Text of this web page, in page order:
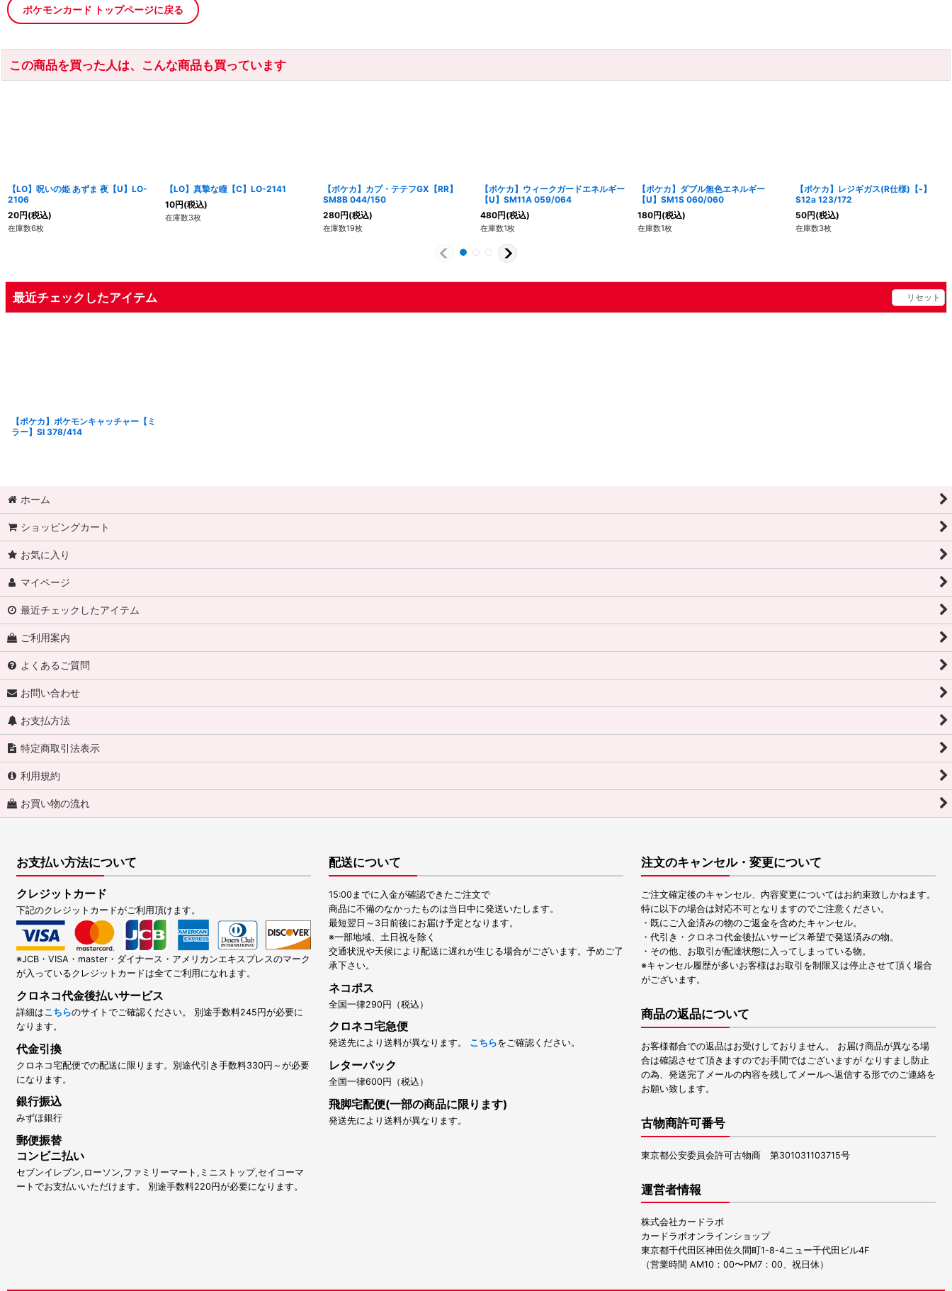
ポケモンカード トップページに戻る
この商品を買った人は、こんな商品も買っています
【LO】呪いの姫 あずま 夜【U】LO-
2106
20円(税込)
在庫数6枚
【LO】真摯な瞳【C】LO-2141
10円(税込)
在庫数3枚
【ポケカ】カプ・テテフGX【RR】
SM8B 044/150
280円(税込)
在庫数19枚
【ポケカ】ウィークガードエネルギー
【U】SM11A 059/064
480円(税込)
在庫数1枚
【ポケカ】ダブル無色エネルギー
【U】SM1S 060/060
180円(税込)
在庫数1枚
【ポケカ】レジギガス(R仕様)【-】
S12a 123/172
50円(税込)
在庫数3枚
最近チェックしたアイテム リセット
【ポケカ】ポケモンキャッチャー【ミ
ラー】SI 378/414
ホーム
ショッピングカート
お気に入り
マイページ
最近チェックしたアイテム
ご利用案内
よくあるご質問
お問い合わせ
お支払方法
特定商取引法表示
利用規約
お買い物の流れ
お支払い方法について
クレジットカード
下記のクレジットカードがご利用頂けます。
※JCB・VISA・master・ダイナース・アメリカンエキスプレスのマーク
が入っているクレジットカードは全てご利用になれます。
クロネコ代金後払いサービス
詳細はこちらのサイトでご確認ください。 別途手数料245円が必要に
なります。
代金引換
クロネコ宅配便での配送に限ります。別途代引き手数料330円～が必要
になります。
銀行振込
みずほ銀行
郵便振替
コンビニ払い
セブンイレブン,ローソン,ファミリーマート,ミニストップ,セイコーマ
ートでお支払いいただけます。 別途手数料220円が必要になります。
配送について
15:00までに入金が確認できたご注文で
商品に不備のなかったものは当日中に発送いたします。
最短翌日～3日前後にお届け予定となります。
※一部地域、土日祝を除く
交通状況や天候により配送に遅れが生じる場合がございます。予めご了
承下さい。
ネコポス
全国一律290円（税込）
クロネコ宅急便
発送先により送料が異なります。 こちらをご確認ください。
レターパック
全国一律600円（税込）
飛脚宅配便(一部の商品に限ります)
発送先により送料が異なります。
注文のキャンセル・変更について
ご注文確定後のキャンセル、内容変更についてはお約束致しかねます。
特に以下の場合は対応不可となりますのでご注意ください。
・既にご入金済みの物のご返金を含めたキャンセル。
・代引き・クロネコ代金後払いサービス希望で発送済みの物。
・その他、お取引が配達状態に入ってしまっている物。
※キャンセル履歴が多いお客様はお取引を制限又は停止させて頂く場合
がございます。
商品の返品について
お客様都合での返品はお受けしておりません。 お届け商品が異なる場
合は確認させて頂きますのでお手間ではございますが なりすまし防止
の為、発送完了メールの内容を残してメールへ返信する形でのご連絡を
お願い致します。
古物商許可番号
東京都公安委員会許可古物商 第301031103715号
運営者情報
株式会社カードラボ
カードラボオンラインショップ
東京都千代田区神田佐久間町1-8-4ニュー千代田ビル4F
（営業時間 AM10：00〜PM7：00、祝日休）